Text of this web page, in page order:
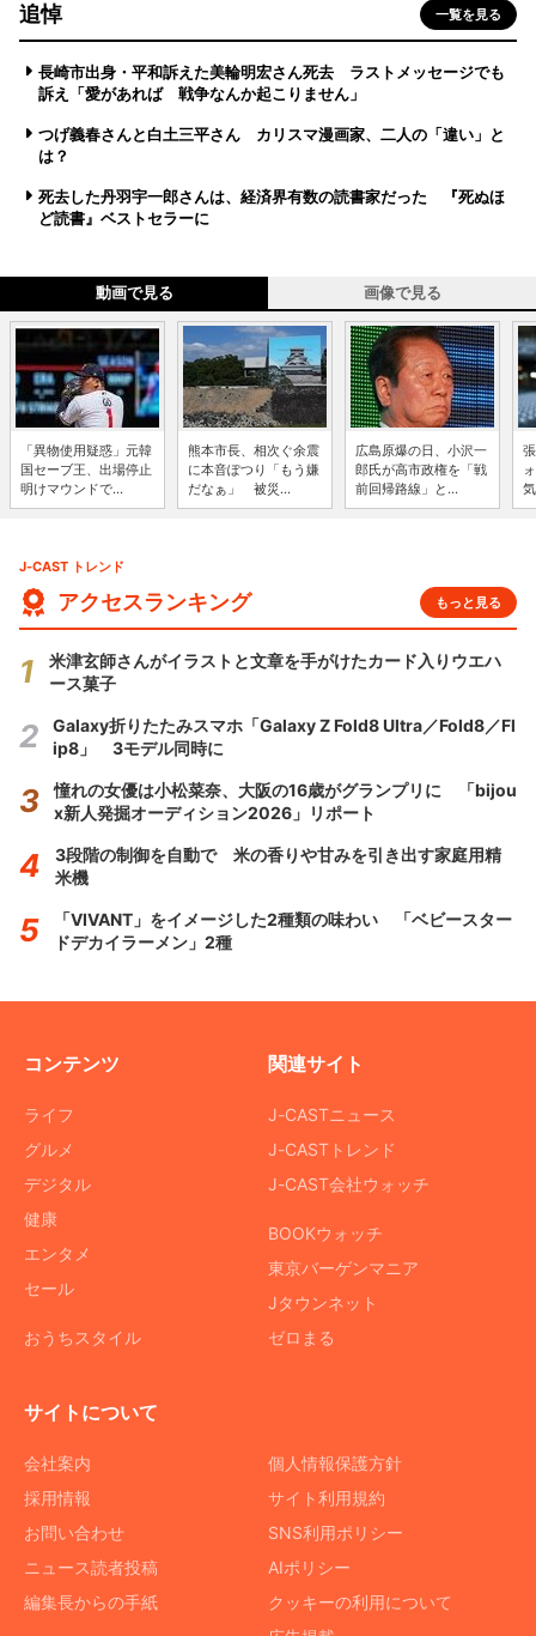
追悼 一覧を見る
長崎市出身・平和訴えた美輪明宏さん死去 ラストメッセージでも
訴え「愛があれば 戦争なんか起こりません」
つげ義春さんと白土三平さん カリスマ漫画家、二人の「違い」と
は？
死去した丹羽宇一郎さんは、経済界有数の読書家だった 『死ぬほ
ど読書』ベストセラーに
動画で見る 画像で見る
「異物使用疑惑」元韓
国セーブ王、出場停止
明けマウンドで...
熊本市長、相次ぐ余震
に本音ぽつり「もう嫌
だなぁ」 被災...
広島原爆の日、小沢一
郎氏が高市政権を「戦
前回帰路線」と...
J-CAST トレンド
アクセスランキング もっと見る
米津玄師さんがイラストと文章を手がけたカード入りウエハ
ース菓子
Galaxy折りたたみスマホ「Galaxy Z Fold8 Ultra／Fold8／Fl
ip8」 3モデル同時に
憧れの女優は小松菜奈、大阪の16歳がグランプリに 「bijou
x新人発掘オーディション2026」リポート
3段階の制御を自動で 米の香りや甘みを引き出す家庭用精
米機
「VIVANT」をイメージした2種類の味わい 「ベビースター
ドデカイラーメン」2種
コンテンツ
ライフ
グルメ
デジタル
健康
エンタメ
セール
おうちスタイル
関連サイト
J-CASTニュース
J-CASTトレンド
J-CAST会社ウォッチ
BOOKウォッチ
東京バーゲンマニア
Jタウンネット
ゼロまる
サイトについて
会社案内
採用情報
お問い合わせ
ニュース読者投稿
編集長からの手紙
個人情報保護方針
サイト利用規約
SNS利用ポリシー
AIポリシー
クッキーの利用について